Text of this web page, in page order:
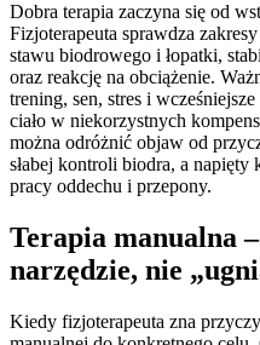
Dobra terapia zaczyna się od
Fizjoterapeuta sprawdza
stawu biodrowego i łopatki,
oraz reakcję na obciążenie.
trening, sen, stres i
ciało w niekorzystnych
można odróżnić objaw od
słabej kontroli biodra, a
pracy oddechu i przepony.
Terapia manualna
narzędzie, nie
Kiedy fizjoterapeuta zna